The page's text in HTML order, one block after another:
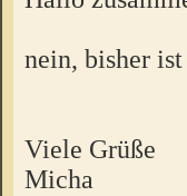
nein, bisher
Viele Grüße
Micha